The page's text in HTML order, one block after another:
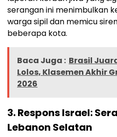
serangan ini menimbulkan
warga sipil dan memicu
beberapa kota.
Baca Juga : Brasil
Lolos, Klasemen Akhir
2026
3.Respons Israel:
Lebanon Selatan